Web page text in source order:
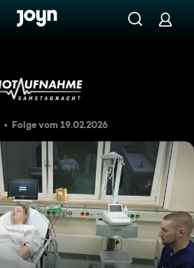
Keine Diagnose durch die
Folge vom 19.02.2026